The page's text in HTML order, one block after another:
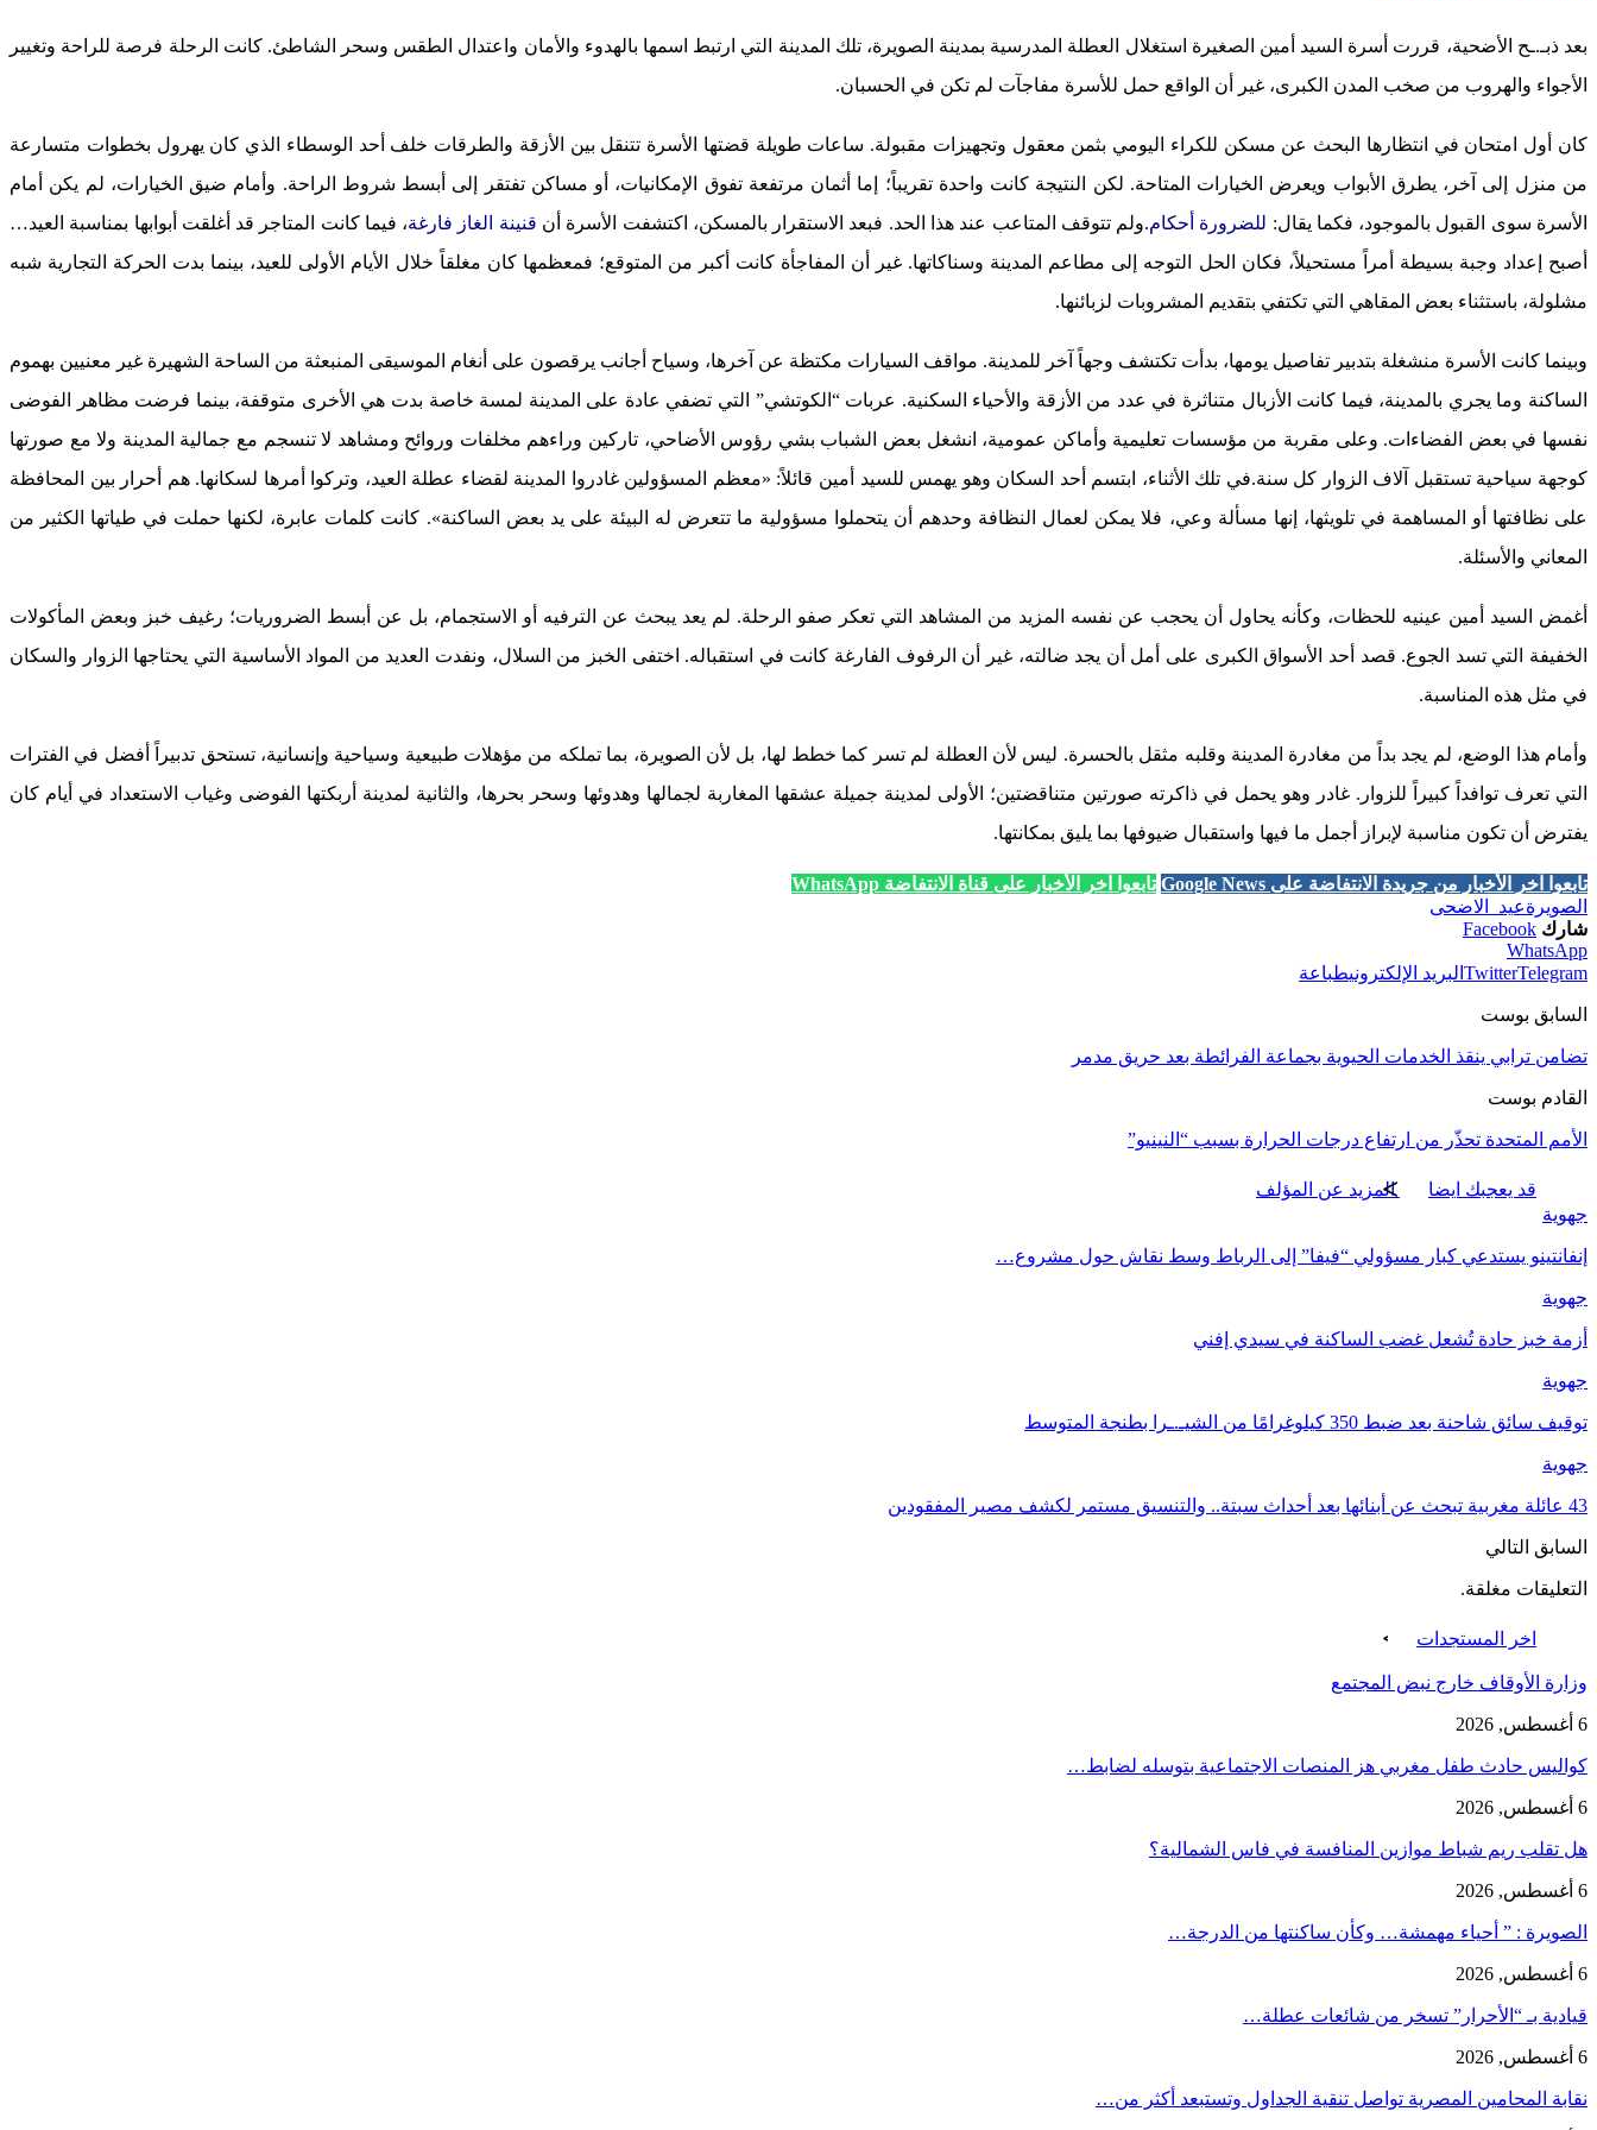
بعد ذبـ.ـح الأضحية، قررت أسرة السيد أمين الصغيرة استغلال العطلة المدرسية بمدينة الصويرة، تلك المدينة التي ارتبط اسمها بالهدوء والأمان واعتدال الطقس وسحر الشاطئ. كانت الرحلة فرصة للراحة وتغيير
الأجواء والهروب من صخب المدن الكبرى، غير أن الواقع حمل للأسرة مفاجآت لم تكن في الحسبان.
كان أول امتحان في انتظارها البحث عن مسكن للكراء اليومي بثمن معقول وتجهيزات مقبولة. ساعات طويلة قضتها الأسرة تتنقل بين الأزقة والطرقات خلف أحد الوسطاء الذي كان يهرول بخطوات متسارعة
من منزل إلى آخر، يطرق الأبواب ويعرض الخيارات المتاحة. لكن النتيجة كانت واحدة تقريباً؛ إما أثمان مرتفعة تفوق الإمكانيات، أو مساكن تفتقر إلى أبسط شروط الراحة. وأمام ضيق الخيارات، لم يكن أمام
الأسرة سوى القبول بالموجود، فكما يقال: للضرورة أحكام.ولم تتوقف المتاعب عند هذا الحد. فبعد الاستقرار بالمسكن، اكتشفت الأسرة أن قنينة الغاز فارغة، فيما كانت المتاجر قد أغلقت أبوابها بمناسبة العيد…
أصبح إعداد وجبة بسيطة أمراً مستحيلاً، فكان الحل التوجه إلى مطاعم المدينة وسناكاتها. غير أن المفاجأة كانت أكبر من المتوقع؛ فمعظمها كان مغلقاً خلال الأيام الأولى للعيد، بينما بدت الحركة التجارية شبه
مشلولة، باستثناء بعض المقاهي التي تكتفي بتقديم المشروبات لزبائنها.
وبينما كانت الأسرة منشغلة بتدبير تفاصيل يومها، بدأت تكتشف وجهاً آخر للمدينة. مواقف السيارات مكتظة عن آخرها، وسياح أجانب يرقصون على أنغام الموسيقى المنبعثة من الساحة الشهيرة غير معنيين بهموم
الساكنة وما يجري بالمدينة، فيما كانت الأزبال متناثرة في عدد من الأزقة والأحياء السكنية. عربات “الكوتشي” التي تضفي عادة على المدينة لمسة خاصة بدت هي الأخرى متوقفة، بينما فرضت مظاهر الفوضى
نفسها في بعض الفضاءات. وعلى مقربة من مؤسسات تعليمية وأماكن عمومية، انشغل بعض الشباب بشي رؤوس الأضاحي، تاركين وراءهم مخلفات وروائح ومشاهد لا تنسجم مع جمالية المدينة ولا مع صورتها
كوجهة سياحية تستقبل آلاف الزوار كل سنة.في تلك الأثناء، ابتسم أحد السكان وهو يهمس للسيد أمين قائلاً: «معظم المسؤولين غادروا المدينة لقضاء عطلة العيد، وتركوا أمرها لسكانها. هم أحرار بين المحافظة
على نظافتها أو المساهمة في تلويثها، إنها مسألة وعي، فلا يمكن لعمال النظافة وحدهم أن يتحملوا مسؤولية ما تتعرض له البيئة على يد بعض الساكنة». كانت كلمات عابرة، لكنها حملت في طياتها الكثير من
المعاني والأسئلة.
أغمض السيد أمين عينيه للحظات، وكأنه يحاول أن يحجب عن نفسه المزيد من المشاهد التي تعكر صفو الرحلة. لم يعد يبحث عن الترفيه أو الاستجمام، بل عن أبسط الضروريات؛ رغيف خبز وبعض المأكولات
الخفيفة التي تسد الجوع. قصد أحد الأسواق الكبرى على أمل أن يجد ضالته، غير أن الرفوف الفارغة كانت في استقباله. اختفى الخبز من السلال، ونفدت العديد من المواد الأساسية التي يحتاجها الزوار والسكان
في مثل هذه المناسبة.
وأمام هذا الوضع، لم يجد بداً من مغادرة المدينة وقلبه مثقل بالحسرة. ليس لأن العطلة لم تسر كما خطط لها، بل لأن الصويرة، بما تملكه من مؤهلات طبيعية وسياحية وإنسانية، تستحق تدبيراً أفضل في الفترات
التي تعرف توافداً كبيراً للزوار. غادر وهو يحمل في ذاكرته صورتين متناقضتين؛ الأولى لمدينة جميلة عشقها المغاربة لجمالها وهدوئها وسحر بحرها، والثانية لمدينة أربكتها الفوضى وغياب الاستعداد في أيام كان
يفترض أن تكون مناسبة لإبراز أجمل ما فيها واستقبال ضيوفها بما يليق بمكانتها.
تابعوا آخر الأخبار من جريدة الانتفاضة على Google News
تابعوا آخر الأخبار على قناة الانتفاضة WhatsApp
الصويرةعيد_الاضحى
شارك Facebook
WhatsApp
TwitterTelegram البريد الإلكترونيطباعة
السابق بوست
تضامن ترابي ينقذ الخدمات الحيوية بجماعة الفرائطة بعد حريق مدمر
القادم بوست
الأمم المتحدة تحذّر من ارتفاع درجات الحرارة بسبب “النينيو”
قد يعجبك ايضا
المزيد عن المؤلف
جهوية
إنفانتينو يستدعي كبار مسؤولي “فيفا” إلى الرباط وسط نقاش حول مشروع…
جهوية
أزمة خبز حادة تُشعل غضب الساكنة في سيدي إفني
جهوية
توقيف سائق شاحنة بعد ضبط 350 كيلوغرامًا من الشيـ.ـرا بطنجة المتوسط
جهوية
43 عائلة مغربية تبحث عن أبنائها بعد أحداث سبتة.. والتنسيق مستمر لكشف مصير المفقودين
السابق التالي
التعليقات مغلقة.
اخر المستجدات
وزارة الأوقاف خارج نبض المجتمع
6 أغسطس, 2026
كواليس حادث طفل مغربي هز المنصات الاجتماعية بتوسله لضابط…
6 أغسطس, 2026
هل تقلب ريم شباط موازين المنافسة في فاس الشمالية؟
6 أغسطس, 2026
الصويرة : ” أحياء مهمشة… وكأن ساكنتها من الدرجة…
6 أغسطس, 2026
قيادية بـ “الأحرار” تسخر من شائعات عطلة…
6 أغسطس, 2026
نقابة المحامين المصرية تواصل تنقية الجداول وتستبعد أكثر من…